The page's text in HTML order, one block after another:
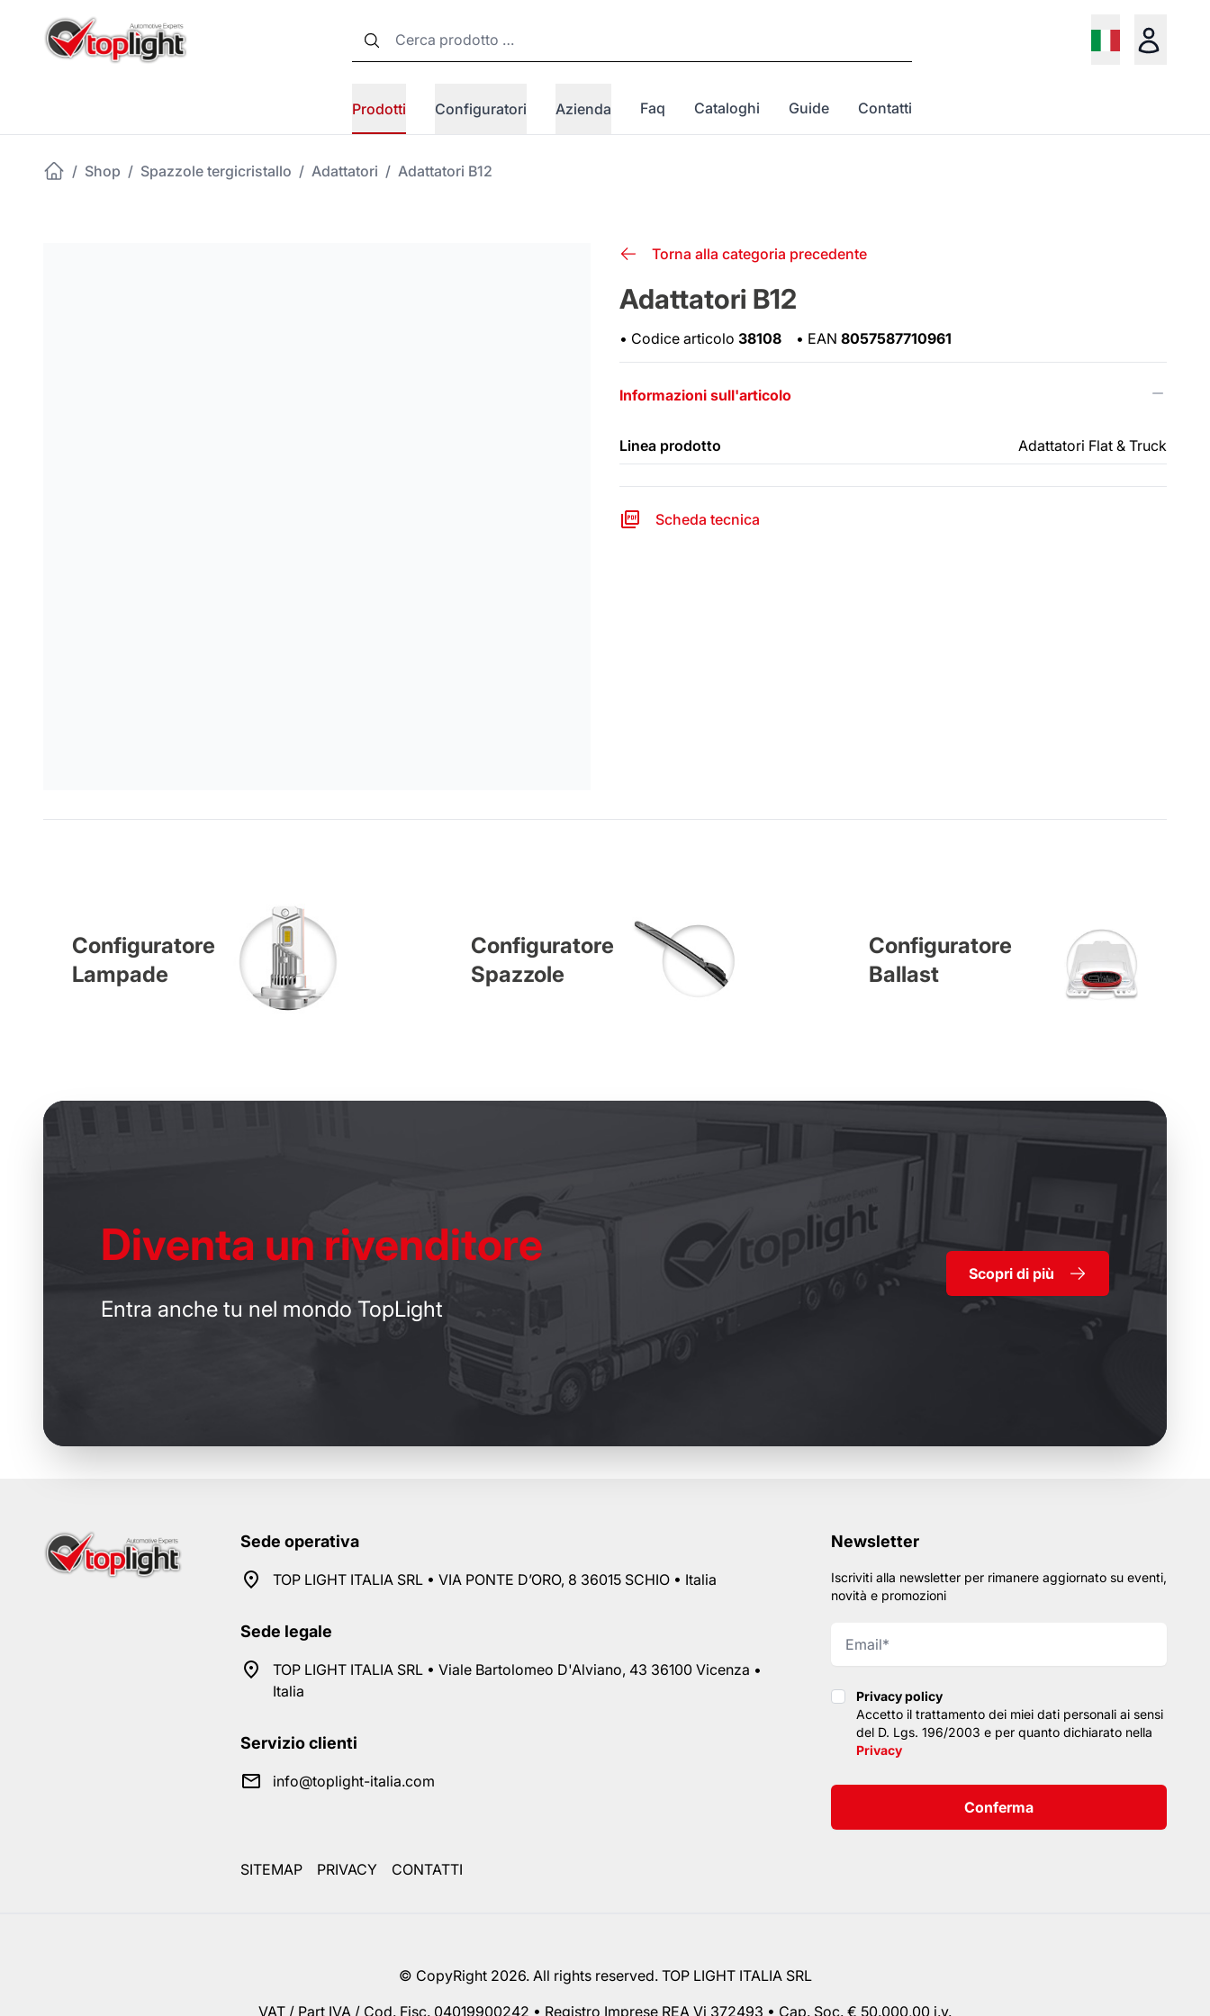
Prodotti Configuratori Azienda Faq Cataloghi Guide Contatti
/ Shop / Spazzole tergicristallo / Adattatori / Adattatori B12
Torna alla categoria precedente
Adattatori B12
• Codice articolo 38108 • EAN 8057587710961
Informazioni sull'articolo
Linea prodotto Adattatori Flat & Truck
Scheda tecnica
Configuratore
Lampade
Configuratore
Spazzole
Configuratore
Ballast
Diventa un rivenditore
Entra anche tu nel mondo TopLight
Scopri di più
Sede operativa
TOP LIGHT ITALIA SRL • VIA PONTE D’ORO, 8 36015 SCHIO • Italia
Sede legale
TOP LIGHT ITALIA SRL • Viale Bartolomeo D'Alviano, 43 36100 Vicenza •
Italia
Servizio clienti
info@toplight-italia.com
Newsletter
Iscriviti alla newsletter per rimanere aggiornato su eventi,
novità e promozioni
Privacy policy
Privacy policy
Accetto il trattamento dei miei dati personali ai sensi
del D. Lgs. 196/2003 e per quanto dichiarato nella
Privacy
Conferma
SITEMAP PRIVACY CONTATTI
© CopyRight 2026. All rights reserved. TOP LIGHT ITALIA SRL
VAT / Part IVA / Cod. Fisc. 04019900242 • Registro Imprese REA Vi 372493 • Cap. Soc. € 50.000,00 i.v.